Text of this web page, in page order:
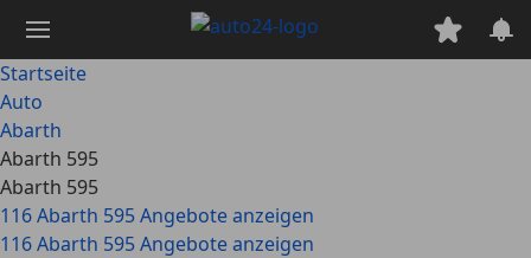
Hauptinhalt
springen
Startseite
Auto
Abarth
Abarth 595
Abarth 595
116 Abarth 595 Angebote anzeigen
116 Abarth 595 Angebote anzeigen